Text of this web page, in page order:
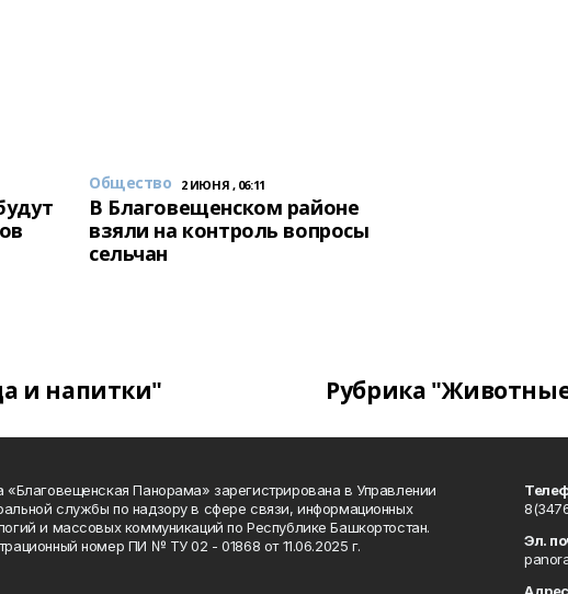
Общество 2 ИЮНЯ , 06:11
В Благовещенском районе
взяли на контроль вопросы
сельчан
и напитки" Рубрика
«Благовещенская Панорама» зарегистрирована в Управлении
службы по надзору в сфере связи, информационных
и массовых коммуникаций по Республике Башкортостан.
номер ПИ № ТУ 02 - 01868 от 11.06.2025 г.
Эл.